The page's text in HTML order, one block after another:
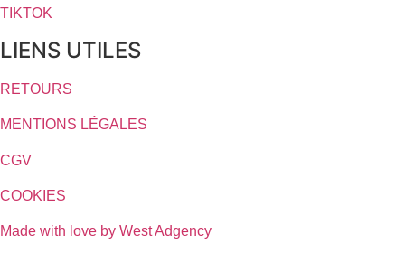
TIKTOK
LIENS UTILES
RETOURS
MENTIONS LÉGALES
CGV
COOKIES
Made with love by West Adgency